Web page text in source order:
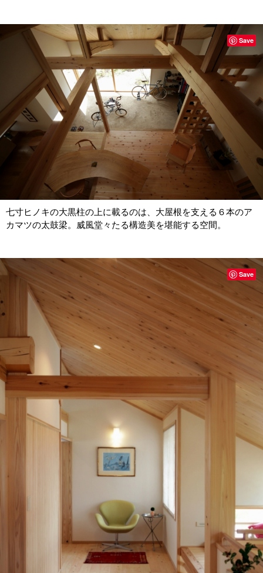
七寸ヒノキの大黒柱の上に載るのは、大屋根を支える６本のア
カマツの太鼓梁。威風堂々たる構造美を堪能する空間。
Save
Save